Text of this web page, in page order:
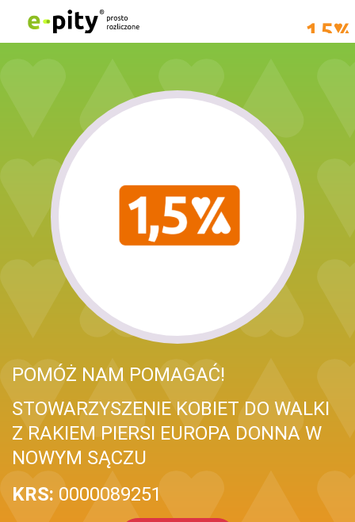
POMÓŻ NAM POMAGAĆ!
STOWARZYSZENIE KOBIET DO WALKI
Z RAKIEM PIERSI EUROPA DONNA W
NOWYM SĄCZU
KRS: 0000089251